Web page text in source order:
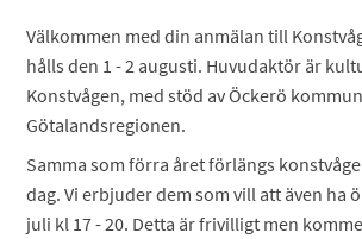
Välkommen med din anmälan till
hålls den 1 - 2 augusti. Huvudaktör är
Konstvågen, med stöd av Öckerö
Götalandsregionen.
Samma som förra året förlängs
dag. Vi erbjuder dem som vill att även ha
juli kl 17 - 20. Detta är frivilligt men